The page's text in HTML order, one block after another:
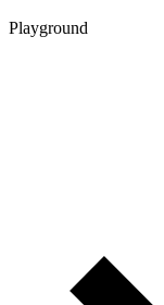
Playground